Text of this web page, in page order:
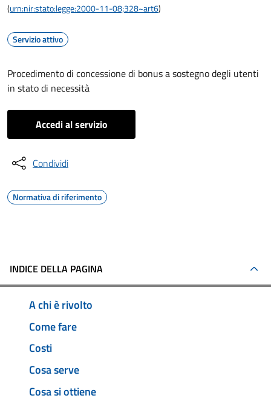
(urn:nir:stato:legge:2000-11-08;328~art6)
Servizio attivo
Procedimento di concessione di bonus a sostegno degli utenti
in stato di necessità
Accedi al servizio
Condividi
Normativa di riferimento
INDICE DELLA PAGINA
A chi è rivolto
Come fare
Costi
Cosa serve
Cosa si ottiene